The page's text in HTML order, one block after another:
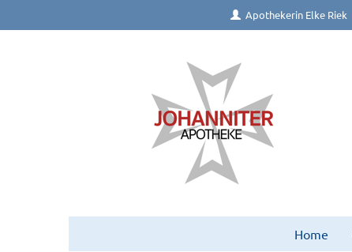
Apothekerin Elke Riek
Home